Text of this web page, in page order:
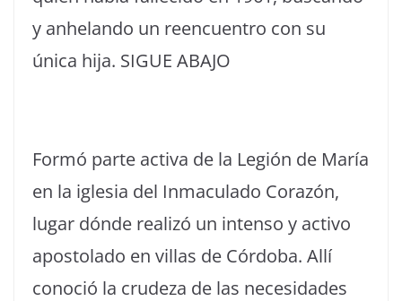
y anhelando un reencuentro con su
única hija. SIGUE ABAJO
Formó parte activa de la Legión de María
en la iglesia del Inmaculado Corazón,
lugar dónde realizó un intenso y activo
apostolado en villas de Córdoba. Allí
conoció la crudeza de las necesidades